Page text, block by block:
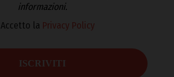
informazioni.
Accetto la Privacy Policy